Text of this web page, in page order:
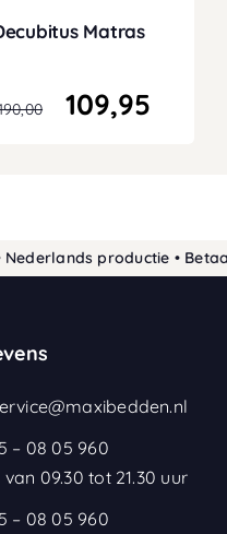
Matras
109,95
productie • Betaal
– 08 05 960
09.30 tot 21.30 uur
– 08 05 960